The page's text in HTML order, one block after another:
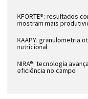
KFORTE®: resultados
mostram mais
KAAPY: granulometria
nutricional
NIRA®: tecnologia
eficiência no campo